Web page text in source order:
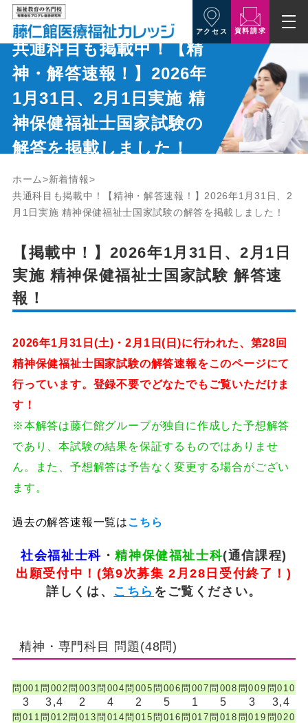
アクセス 資料請求
共通科目も掲載中！【精
神・解答速報！】2026年
1月31日、2月1日実施 精
神保健福祉士国家試験の
解答を掲載しました！
ホーム
新着情報
共通科目も掲載中！【精神・解答速報！】2026年1月31日、2
月1日実施 精神保健福祉士国家試験の解答を掲載しました！
【掲載中！】2026年1月31日、2月1日
実施 精神保健福祉士国家試験 解答速
報！
2026年1月31日(土)・2月1日(日)に行われた、第28回
精神保健福祉士国家試験の解答速報をこのページにて
行っています。登録不要でどなたでもご覧いただけま
す！
※本解答は藤仁館グループが独自に作成した予想解答
であり、本試験の結果を保証するものではありませ
ん。また、予想解答は予告なく変更する場合がござい
ます。
過去の解答速報一覧はこちら
社会福祉士科 ・精神保健福祉士科(通信課程)
出願受付中！(第9次募集 2月28日受付終了！)
詳しくは、 こちら をご覧ください。
精神・専門科目 問題(48問)
問001 問002問003問004問005問006問007問008 問009 問010
3 3,4 2 4 2 5 1 5 3 3,4
問011 問012問013問014問015問016問017問018 問019 問020